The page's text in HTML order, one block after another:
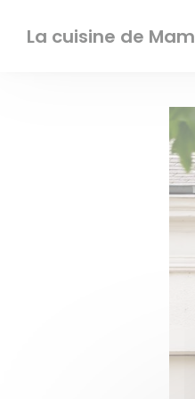
La cuisine de Mam